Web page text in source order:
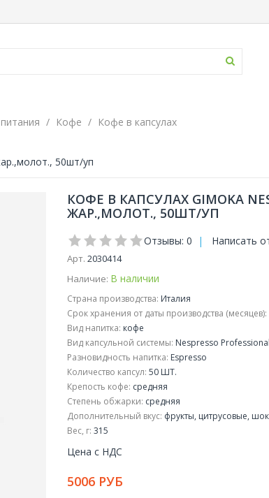
Кофе Кофе в капсулах
50шт/уп
КОФЕ В КАПСУЛАХ GIMOKA
ЖАР.,МОЛОТ., 50ШТ/УП
Отзывы: 0 | Написать
Арт. 2030414
Наличие: В наличии
Страна производства: Италия
Срок хранения от даты производства (месяцев):
Вид напитка: кофе
Вид капсульной системы: Nespresso Professional
Разновидность напитка: Espresso
Количество капсул: 50 ШТ.
Крепость кофе: средняя
Степень обжарки: средняя
Дополнительный вкус: фрукты, цитрусовые,
Вес, г: 315
Цена с НДС
5006 РУБ